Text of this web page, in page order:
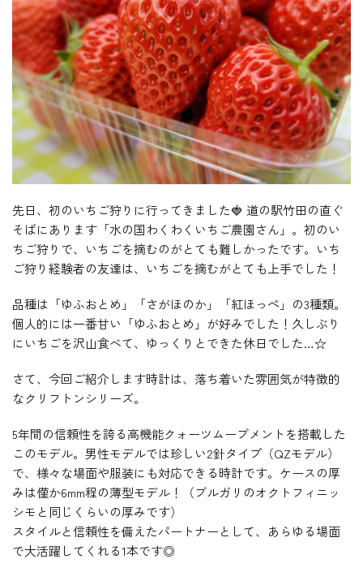
先日、初のいちご狩りに行ってきました🍓 道の駅竹田の直ぐ
そばにあります「水の国わくわくいちご農園さん」。初のい
ちご狩りで、いちごを摘むのがとても難しかったです。いち
ご狩り経験者の友達は、いちごを摘むがとても上手でした！
品種は「ゆふおとめ」「さがほのか」「紅ほっぺ」の3種類。
個人的には一番甘い「ゆふおとめ」が好みでした！久しぶり
にいちごを沢山食べて、ゆっくりとできた休日でした…☆
さて、今回ご紹介します時計は、落ち着いた雰囲気が特徴的
なクリフトンシリーズ。
5年間の信頼性を誇る高機能クォーツムーブメントを搭載した
このモデル。男性モデルでは珍しい2針タイプ（QZモデル）
で、様々な場面や服装にも対応できる時計です。ケースの厚
みは僅か6mm程の薄型モデル！（ブルガリのオクトフィニッ
シモと同じくらいの厚みです）
スタイルと信頼性を備えたパートナーとして、あらゆる場面
で大活躍してくれる1本です◎